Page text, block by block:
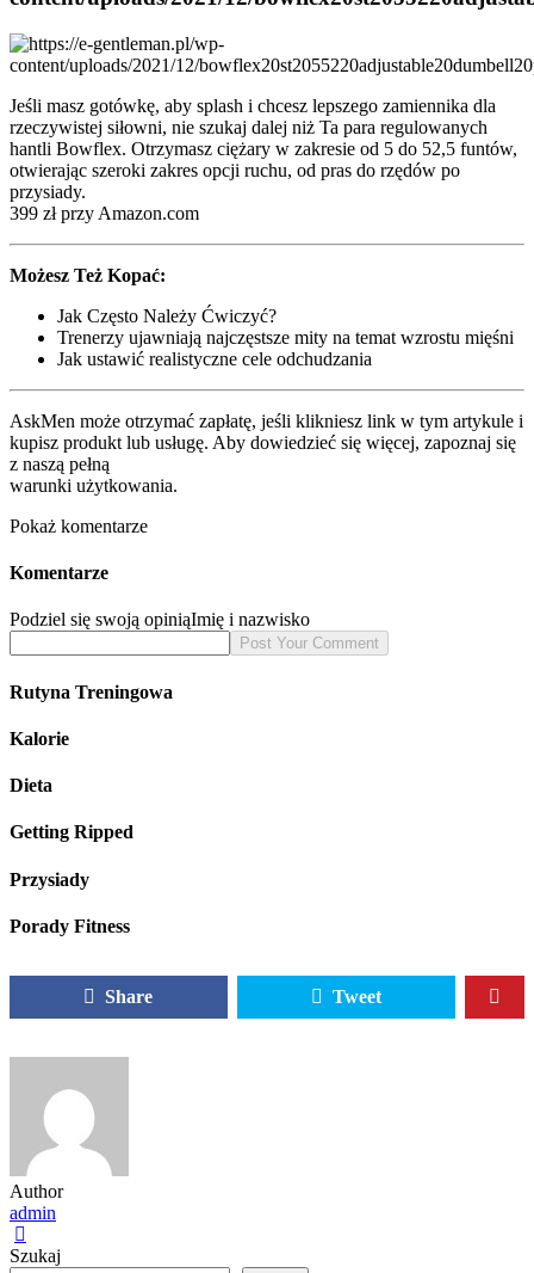
Jeśli masz gotówkę, aby splash i chcesz lepszego zamiennika dla
rzeczywistej siłowni, nie szukaj dalej niż Ta para regulowanych
hantli Bowflex. Otrzymasz ciężary w zakresie od 5 do 52,5 funtów,
otwierając szeroki zakres opcji ruchu, od pras do rzędów po
przysiady.
399 zł przy Amazon.com
Możesz Też Kopać:
Jak Często Należy Ćwiczyć?
Trenerzy ujawniają najczęstsze mity na temat wzrostu mięśni
Jak ustawić realistyczne cele odchudzania
AskMen może otrzymać zapłatę, jeśli klikniesz link w tym artykule i
kupisz produkt lub usługę. Aby dowiedzieć się więcej, zapoznaj się
z naszą pełną
warunki użytkowania.
Pokaż komentarze
Komentarze
Podziel się swoją opiniąImię i nazwisko
Rutyna Treningowa
Kalorie
Dieta
Getting Ripped
Przysiady
Porady Fitness
Share Tweet
Author
admin
Szukaj